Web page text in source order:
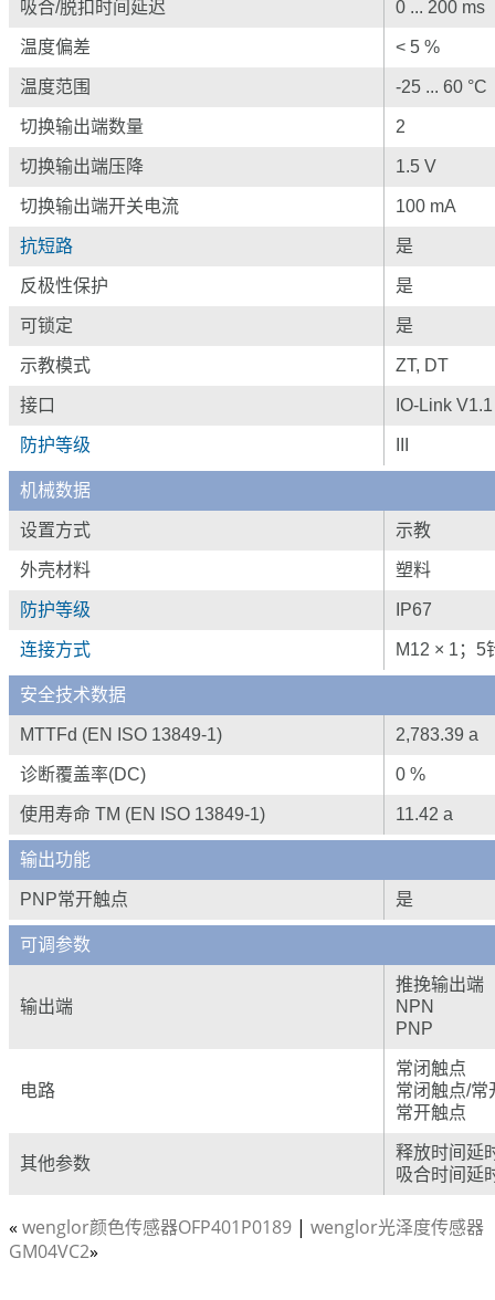
吸合/脱扣时间延迟 0 ... 200 ms
温度偏差 < 5 %
温度范围 -25 ... 60 °C
切换输出端数量 2
切换输出端压降 1.5 V
切换输出端开关电流 100 mA
抗短路 是
反极性保护 是
可锁定 是
示教模式 ZT, DT
接口 IO-Link V1.1
防护等级
机械数据
设置方式 示教
外壳材料 塑料
防护等级 IP67
连接方式 M12 × 1；5
安全技术数据
MTTFd (EN ISO 13849-1) 2,783.39 a
诊断覆盖率(DC) 0 %
使用寿命 TM (EN ISO 13849-1) 11.42 a
输出功能
PNP常开触点 是
可调参数
输出端
推挽输出端
NPN
PNP
电路
常闭触点
常闭触点/常
常开触点
其他参数
释放时间延
吸合时间延
« wenglor颜色传感器OFP401P0189 | wenglor光泽度传感器
GM04VC2»